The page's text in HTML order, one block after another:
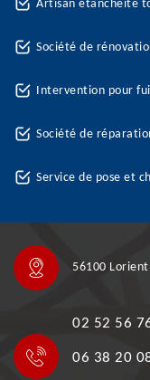
Artisan étanchéité
Société de
Intervention pour
Société de
Service de pose et
56100 Lorient
02 52 56
06 38 20